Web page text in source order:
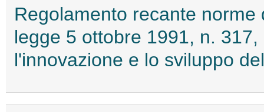
Regolamento recante
legge 5 ottobre 1991, n.
l'innovazione e lo sviluppo